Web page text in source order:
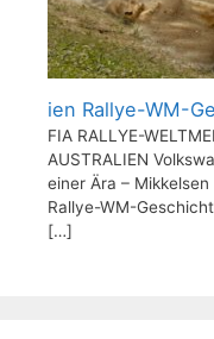
ien Rallye-WM-
FIA RALLYE-
AUSTRALIEN
einer Ära –
Rallye-WM-
[…]